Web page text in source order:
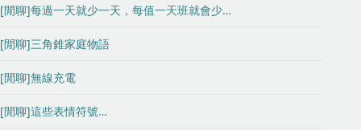
[閒聊]每過一天就少一天，每值一天班就會少…
[閒聊]三角錐家庭物語
[閒聊]無線充電
[閒聊]這些表情符號…